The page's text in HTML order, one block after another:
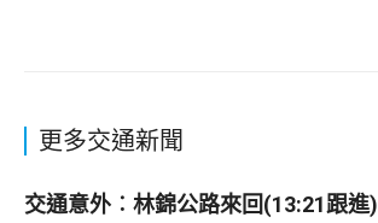
更多交通新聞
交通意外︰林錦公路來回(13:21跟進)